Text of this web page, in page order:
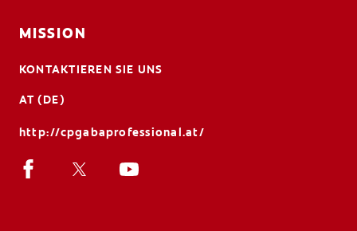
MISSION
KONTAKTIEREN SIE UNS
AT (DE)
http://cpgabaprofessional.at/